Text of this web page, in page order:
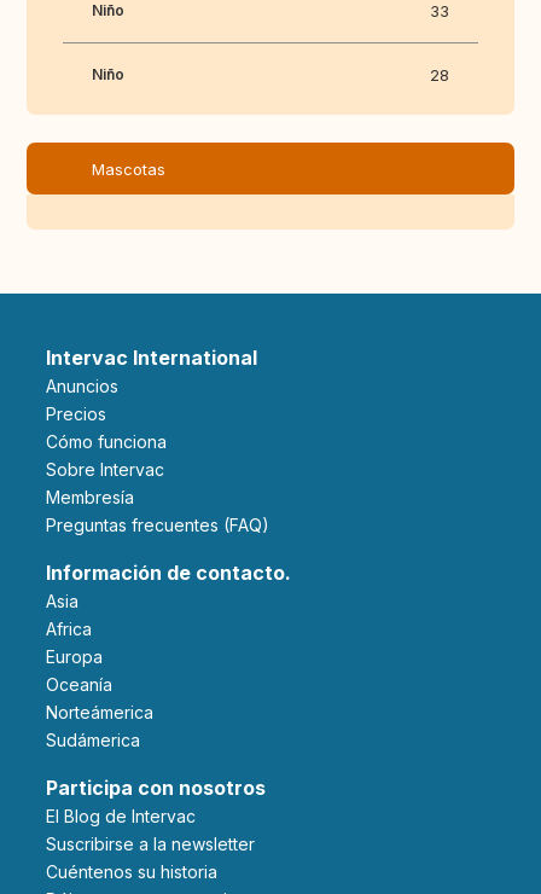
Niño 33
Niño 28
Mascotas
Intervac International
Anuncios
Precios
Cómo funciona
Sobre Intervac
Membresía
Preguntas frecuentes (FAQ)
Información de contacto.
Asia
Africa
Europa
Oceanía
Norteámerica
Sudámerica
Participa con nosotros
El Blog de Intervac
Suscribirse a la newsletter
Cuéntenos su historia